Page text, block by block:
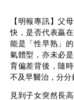
【明報專訊】父
快，是否代表贏
能是「性早熟」
氣體型，亦未必
育偏差背後，隨
不及早醫治，分分
見到子女突然長